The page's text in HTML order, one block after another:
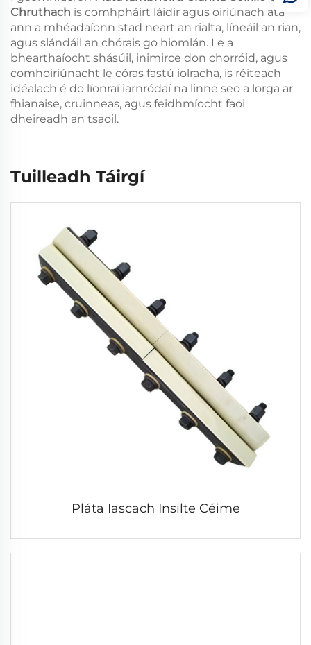
Chruthach is comhpháirt láidir agus oiriúnach atá
ann a mhéadaíonn stad neart an rialta, líneáil an rian,
agus slándáil an chórais go hiomlán. Le a
bhearthaíocht shásúil, inimirce don chorróid, agus
comhoiriúnacht le córas fastú iolracha, is réiteach
idéalach é do líonraí iarnródaí na linne seo a lorga ar
fhianaise, cruinneas, agus feidhmíocht faoi
dheireadh an tsaoil.
Tuilleadh Táirgí
Pláta Iascach Insilte Céime